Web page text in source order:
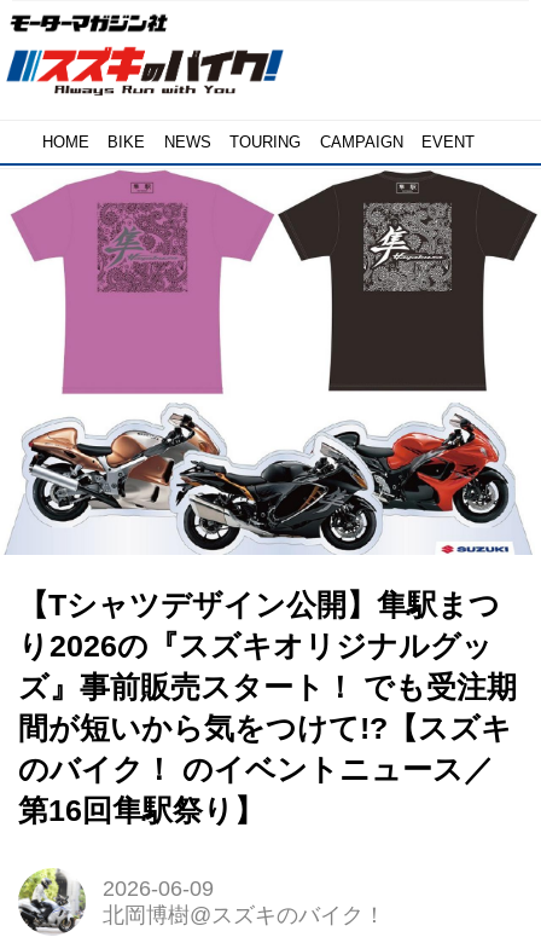
HOME BIKE NEWS TOURING CAMPAIGN EVENT
【Tシャツデザイン公開】隼駅まつ
り2026の『スズキオリジナルグッ
ズ』事前販売スタート！ でも受注期
間が短いから気をつけて!?【スズキ
のバイク！ のイベントニュース／
第16回隼駅祭り】
2026-06-09
北岡博樹@スズキのバイク！